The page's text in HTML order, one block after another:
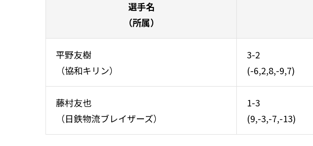
選手名
（所属）
平野友樹
（協和キリン）
3-2
(-6,2,8,-9,7)
藤村友也
（日鉄物流ブレイザーズ）
1-3
(9,-3,-7,-13)